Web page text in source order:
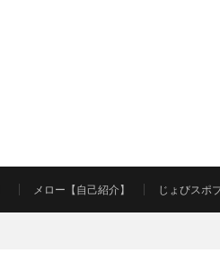
メロー【自己紹介】 じょびスポ